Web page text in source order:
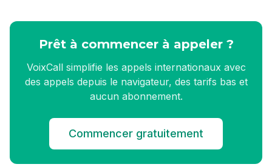
Prêt à commencer à appeler ?
VoixCall simplifie les appels internationaux avec
des appels depuis le navigateur, des tarifs bas et
aucun abonnement.
Commencer gratuitement